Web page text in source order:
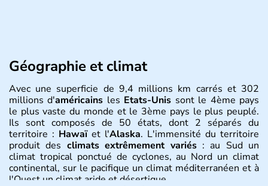
Géographie et climat
Avec une superficie de 9,4 millions km carrés et 302
millions d'américains les Etats-Unis sont le 4ème pays
le plus vaste du monde et le 3ème pays le plus peuplé.
Ils sont composés de 50 états, dont 2 séparés du
territoire : Hawaïet l'Alaska. L'immensité du territoire
produit des climats extrêmement variés: au Sud un
climat tropical ponctué de cyclones, au Nord un climat
continental, sur le pacifique un climat méditerranéen et à
l'Ouest un climat aride et désertique.